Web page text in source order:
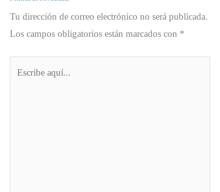
Tu dirección de correo electrónico no será publicada.
Los campos obligatorios están marcados con *